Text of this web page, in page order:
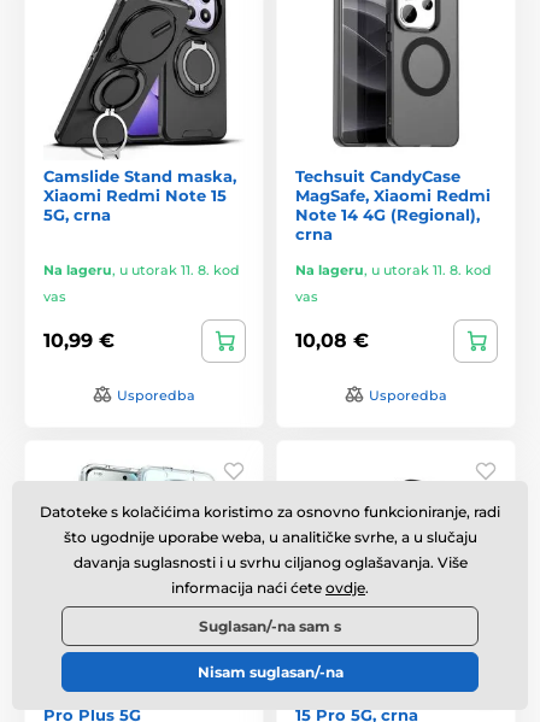
Camslide Stand maska,
Xiaomi Redmi Note 15
5G, crna
Na lageru, u utorak 11. 8. kod
vas
10,99 €
Usporedba
Techsuit CandyCase
MagSafe, Xiaomi Redmi
Note 14 4G (Regional),
crna
Na lageru, u utorak 11. 8. kod
vas
10,08 €
Usporedba
JP Prozirna maska,
Xiaomi Redmi Note 15
Pro Plus 5G
Tech-Protect CamShield
Pro Xiaomi Redmi Note
15 Pro 5G, crna
Datoteke s kolačićima koristimo za osnovno funkcioniranje, radi
što ugodnije uporabe weba, u analitičke svrhe, a u slučaju
davanja suglasnosti i u svrhu ciljanog oglašavanja. Više
informacija naći ćete ovdje.
Suglasan/-na sam s
Nisam suglasan/-na